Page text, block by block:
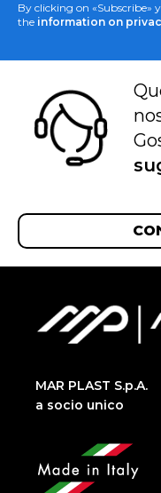
By clicking on «Subscribe»
the information on
MAR PLAST S.p.A.
a socio unico